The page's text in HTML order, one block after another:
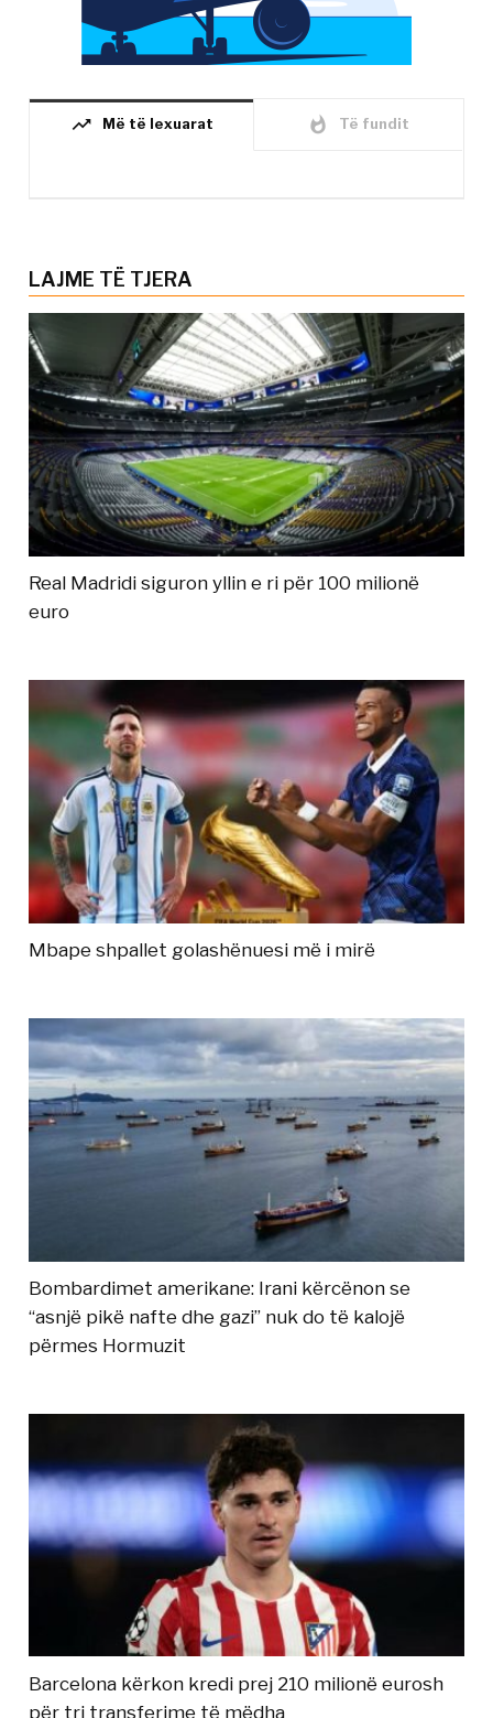
trending_up Më të lexuarat whatshot Të fundit
LAJME TË TJERA
Real Madridi siguron yllin e ri për 100 milionë
euro
Mbape shpallet golashënuesi më i mirë
Bombardimet amerikane: Irani kërcënon se
“asnjë pikë nafte dhe gazi” nuk do të kalojë
përmes Hormuzit
Barcelona kërkon kredi prej 210 milionë eurosh
për tri transferime të mëdha